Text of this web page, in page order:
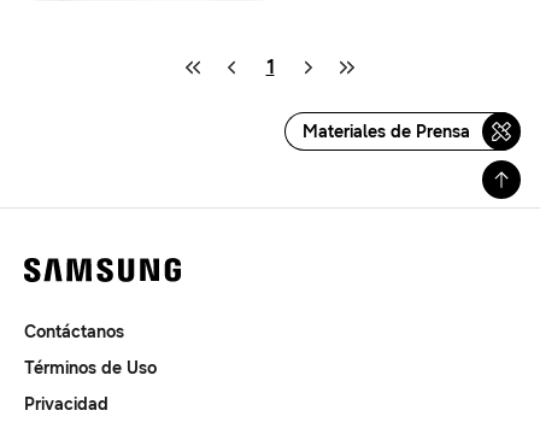
1
Materiales de Prensa
Contáctanos
Términos de Uso
Privacidad